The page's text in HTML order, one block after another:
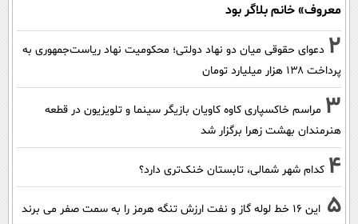
معروف» خانم بلاگر بود
2 دعوای حقوقی میان دو نهاد دولتی؛ محکومیت نهاد ریاست‌جمهوری به
پرداخت ۱۳۸ هزار میلیارد تومان
3 مراسم خاکسپاری کاوه کاویان بازیگر سینما و تلویزیون در قطعه
هنرمندان بهشت زهرا برگزار شد
4 کدام شهر شمالی، تابستان خنک‌تری دارد؟
5 این 16 خط لوله گاز و نفت ارزش تنگه هرمز را به سمت صفر می برند